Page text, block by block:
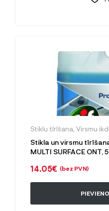
Stiklu tīrīšana Virsmu
Stikla un virsmu
MULTI SURFACE ONT,
14.05€ (bez PVN)